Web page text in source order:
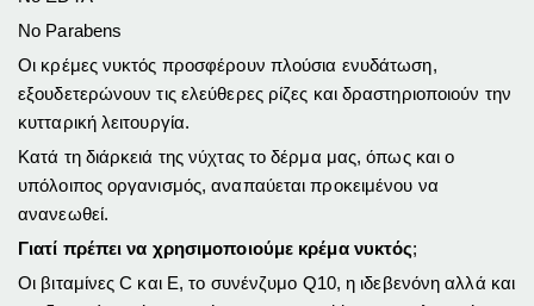
No Parabens
Οι κρέμες νυκτός προσφέρουν πλούσια ενυδάτωση,
εξουδετερώνουν τις ελεύθερες ρίζες και δραστηριοποιούν την
κυτταρική λειτουργία.
Κατά τη διάρκειά της νύχτας το δέρμα μας, όπως και ο
υπόλοιπος οργανισμός, αναπαύεται προκειμένου να
ανανεωθεί.
Γιατί πρέπει να χρησιμοποιούμε κρέμα νυκτός;
Οι βιταμίνες C και Ε, το συνένζυμο Q10, η ιδεβενόνη αλλά και